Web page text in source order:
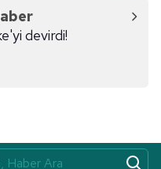
amaçlarıyla
kullanılacaktır.
yer alan panel
Kanunu uyarınca
devirdi!